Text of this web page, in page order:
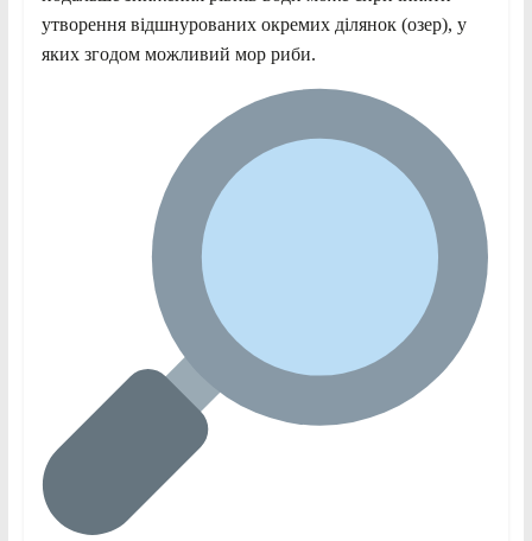
утворення відшнурованих окремих ділянок (озер), у
яких згодом можливий мор риби.